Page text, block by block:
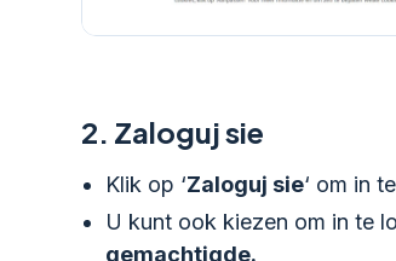
2. Zaloguj sie
Klik op ‘Zaloguj sie‘ om in
U kunt ook kiezen om in te
gemachtigde.